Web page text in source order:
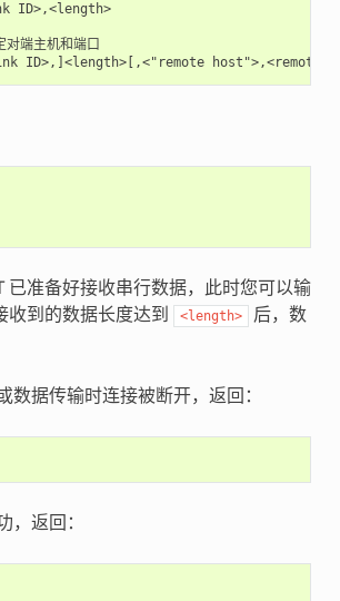
ID>,<length>
端主机和端口
已准备好接收串行数据，此时您可以输
收到的数据长度达到
<length>
后，数
数据传输时连接被断开，返回：
，返回：